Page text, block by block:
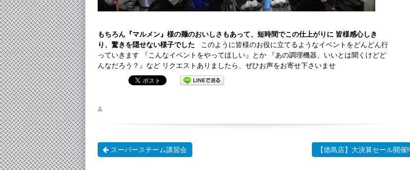
もちろん『マルメン』様の麺のおいしさもあって、短時間でこの仕上がりに 皆様感心しき
り、驚きを隠せない様子でした このように皆様のお役に立てるようなイベントをどんどん行
っていきます 『こんなイベントをやってほしい』とか 『あの調理機器、いいとは聞くけどど
んなだろう？』など リクエストありましたら、ぜひお声をお寄せ下さいませ
スーパースチーム講習会 【徳島店】大決算セール開催!!